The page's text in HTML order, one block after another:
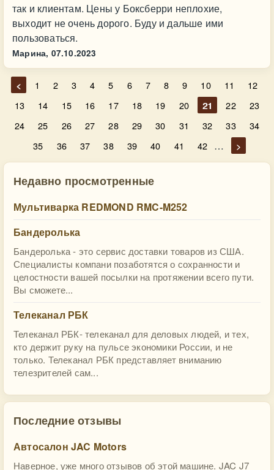
так и клиентам. Цены у Боксберри неплохие,
выходит не очень дорого. Буду и дальше ими
пользоваться.
Марина, 07.10.2023
< 1 2 3 4 5 6 7 8 9 10 11
12
13
14 15 16 17 18 19 20 21 22
23
24
25 26 27 28 29 30 31 32 33
34
35
36 37 38 39 40 41 42 … >
Недавно просмотренные
Мультиварка REDMOND RMC-M252
Бандеролька
Бандеролька - это сервис доставки товаров из США.
Специалисты компани позаботятся о сохранности и
целостности вашей посылки на протяжении всего пути.
Вы сможете...
Телеканал РБК
Телеканал РБК- телеканал для деловых людей, и тех,
кто держит руку на пульсе экономики России, и не
только. Телеканал РБК представляет вниманию
телезрителей сам...
Последние отзывы
Автосалон JAC Motors
Наверное, уже много отзывов об этой машине. JAC J7